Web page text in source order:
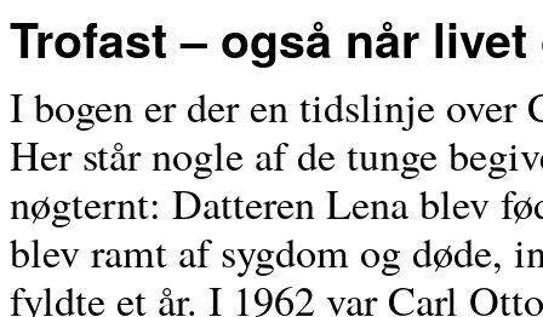
Trofast – også når
I bogen er der en tidslinje over
Her står nogle af de tunge
nøgternt: Datteren Lena blev
blev ramt af sygdom og døde,
fyldte et år. I 1962 var Carl